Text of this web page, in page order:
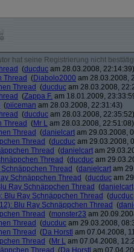
hat seine Registrierung nicht
(ducduc am 28.03.2008, 22:14:39)
Thread (Diabolo2000 am 28.03.2008,
Thread (ducduc am 28.03.2008,
(Zappa F. am 18.01.2009,
(piiceman am 28.03.2008, 22:31:43)
(ducduc am 28.03.2008, 22:35:52)
Thread (Mr L am 28.03.2008, 22:51:08)
Thread (danielcart am 29.03.2008,
Thread (ducduc am 29.03.2008,
Thread (danielcart am
Thread (ducduc am
Thread (danielcart am
Schnäppchen Thread (ducduc am
Ray Schnäppchen Thread (danielcart
Blu Ray Schnäppchen Thread (ducduc
Blu Ray Schnäppchen Thread (
Thread (monster23 am
Thread (ducduc am 29.03.2008,
Thread (Da Horstl am 07.04.2008,
Thread (Mr L am 07.04.2008,
Thread (Da Horstl am